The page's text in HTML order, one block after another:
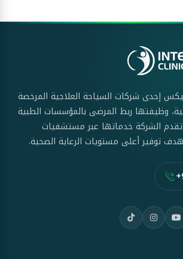
إحدى شركات السياحة العلاجية المرخصة
وظيفتها ربط المرضى بالمؤسسات الطبية
الشركة خدماتها عبر مستشفيات
توفير أعلى مستويات الرعاية الصحية.